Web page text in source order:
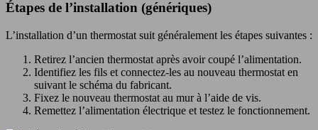
Étapes de l’installation (génériques)
L’installation d’un thermostat suit généralement les étapes suivantes :
Retirez l’ancien thermostat après avoir coupé l’alimentation.
Identifiez les fils et connectez-les au nouveau thermostat en
suivant le schéma du fabricant.
Fixez le nouveau thermostat au mur à l’aide de vis.
Remettez l’alimentation électrique et testez le fonctionnement.